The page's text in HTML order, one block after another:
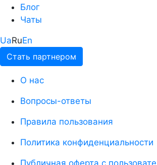
Блог
Чаты
UaRuEn
Стать партнером
О нас
Вопросы-ответы
Правила пользования
Политика конфиденциальности
Публичная оферта с